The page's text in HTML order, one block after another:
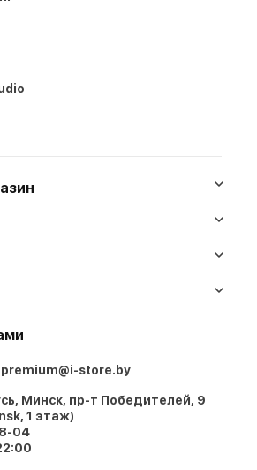
premium@i-store.by
Минск, пр-т Победителей, 9
1 этаж)
04